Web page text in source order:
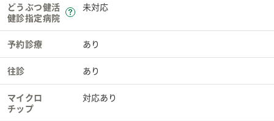
どうぶつ健活
健診指定病院
未対応
予約診療 あり
往診 あり
マイクロ
チップ
対応あり